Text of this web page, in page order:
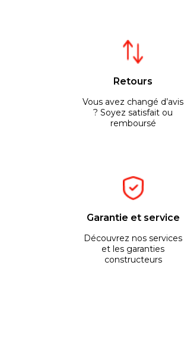
Retours
Vous avez changé d’avis
? Soyez satisfait ou
remboursé
Garantie et service
Découvrez nos services
et les garanties
constructeurs